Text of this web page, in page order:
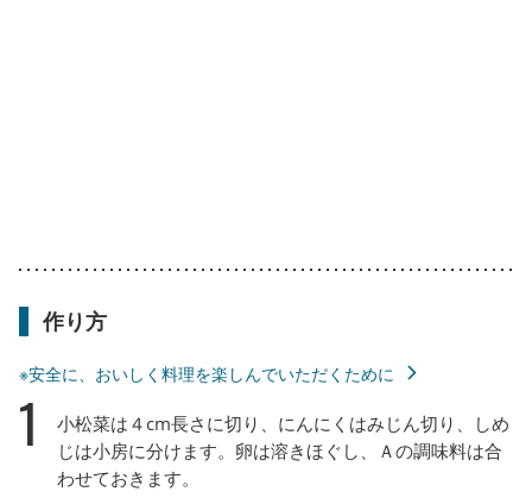
作り方
※安全に、おいしく料理を楽しんでいただくために
1
小松菜は４cm長さに切り、にんにくはみじん切り、しめ
じは小房に分けます。卵は溶きほぐし、Ａの調味料は合
わせておきます。